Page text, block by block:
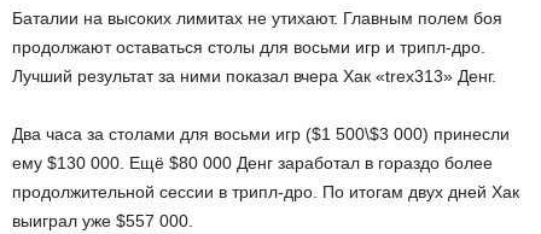
Баталии на высоких лимитах не утихают. Главным полем боя
продолжают оставаться столы для восьми игр и трипл-дро.
Лучший результат за ними показал вчера Хак «trex313» Денг.
Два часа за столами для восьми игр ($1 500\$3 000) принесли
ему $130 000. Ещё $80 000 Денг заработал в гораздо более
продолжительной сессии в трипл-дро. По итогам двух дней Хак
выиграл уже $557 000.